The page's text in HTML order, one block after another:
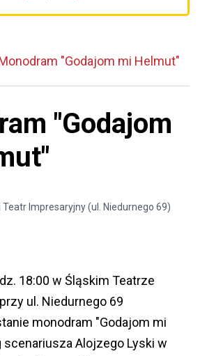
"Godajom mi Helmut"
"Godajom
Teatr Impresaryjny (ul. Niedurnego 69)
18:00 w Śląskim Teatrze
ul. Niedurnego 69
monodram "Godajom mi
scenariusza Alojzego Lyski w